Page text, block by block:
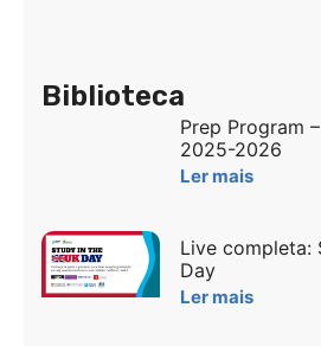
Biblioteca
Prep Program
2025-2026
Ler mais
Live completa:
Day
Ler mais